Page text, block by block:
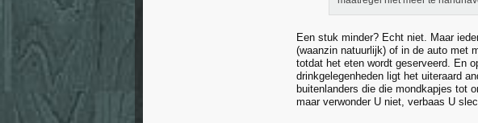
Een stuk minder? Echt niet. Maar
(waanzin natuurlijk) of in de auto met
totdat het eten wordt geserveerd. En
drinkgelegenheden ligt het uiteraard
buitenlanders die die mondkapjes tot
maar verwonder U niet, verbaas U